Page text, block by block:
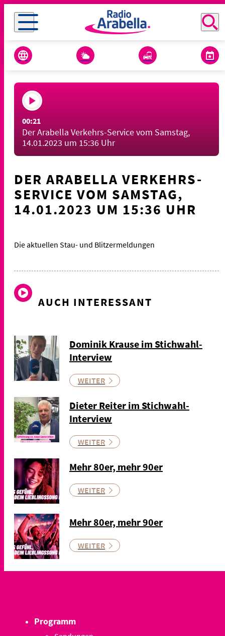
00:21
Der Arabella Verkehrs-Service vom Samstag,
14.01.2023 um 15:36 Uhr
DER ARABELLA VERKEHRS-
SERVICE VOM SAMSTAG,
14.01.2023 UM 15:36 UHR
Die aktuellen Stau- und Blitzermeldungen
AUCH INTERESSANT
Dominik Krause im Stichwahl-
Interview
WEITER
Dieter Reiter im Stichwahl-
Interview
WEITER
Mehr 80er, mehr 90er
WEITER
Mehr 80er, mehr 90er
WEITER
Programm